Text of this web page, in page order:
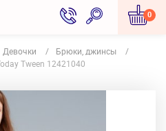
0
Девочки
Брюки, джинсы
Tween 12421040